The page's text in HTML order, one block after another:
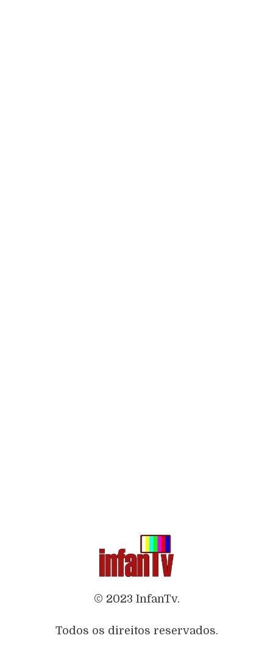
© 2023 InfanTv.
Todos os direitos reservados.